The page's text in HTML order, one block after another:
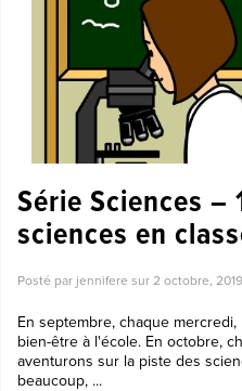
Série Sciences –
sciences en
Posté par jennifere sur 2 octobre, 2019
En septembre, chaque
bien-être à l'école. En octobre,
aventurons sur la piste des
beaucoup, ...